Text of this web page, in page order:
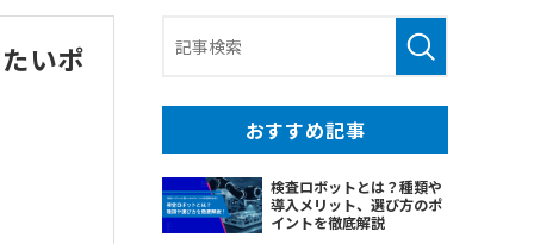
研究論文・学会発表
産官学連携
いポ
おすすめ記事
検査ロボットとは？種類や
導入メリット、選び方のポ
イントを徹底解説